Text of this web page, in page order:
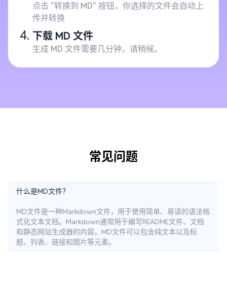
点击 "转换到 MD" 按钮，你选择的文件会自动上
传并转换
下载 MD 文件
生成 MD 文件需要几分钟，请稍候。
常见问题
什么是MD文件？
MD文件是一种Markdown文件，用于使用简单、易读的语法格
式化文本文档。Markdown通常用于编写README文件、文档
和静态网站生成器的内容。MD文件可以包含纯文本以及标
题、列表、链接和图片等元素。